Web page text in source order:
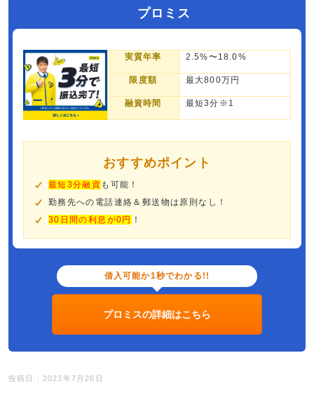
プロミス
実質年率 2.5%〜18.0%
限度額 最大800万円
融資時間 最短3分※1
おすすめポイント
最短3分融資 も可能！
勤務先への電話連絡＆郵送物は原則なし！
30日間の利息が0円
！
借入可能か1秒でわかる!!
プロミスの詳細はこちら
投稿日：2023年7月26日